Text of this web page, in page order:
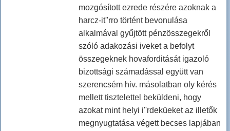
mozgósított ezrede részére azoknak a
harcz-it''rro történt bevonulása
alkalmával gyűjtött pénzösszegekről
szóló adakozási iveket a befolyt
összegeknek hovaforditását igazoló
bizottsági számadással együtt van
szerencsém hiv. másolatban oly kérés
mellett tisztelettel beküldeni, hogy
azokat mint helyi i''rdeküeket az illetők
megnyugtatása végett becses lapjában